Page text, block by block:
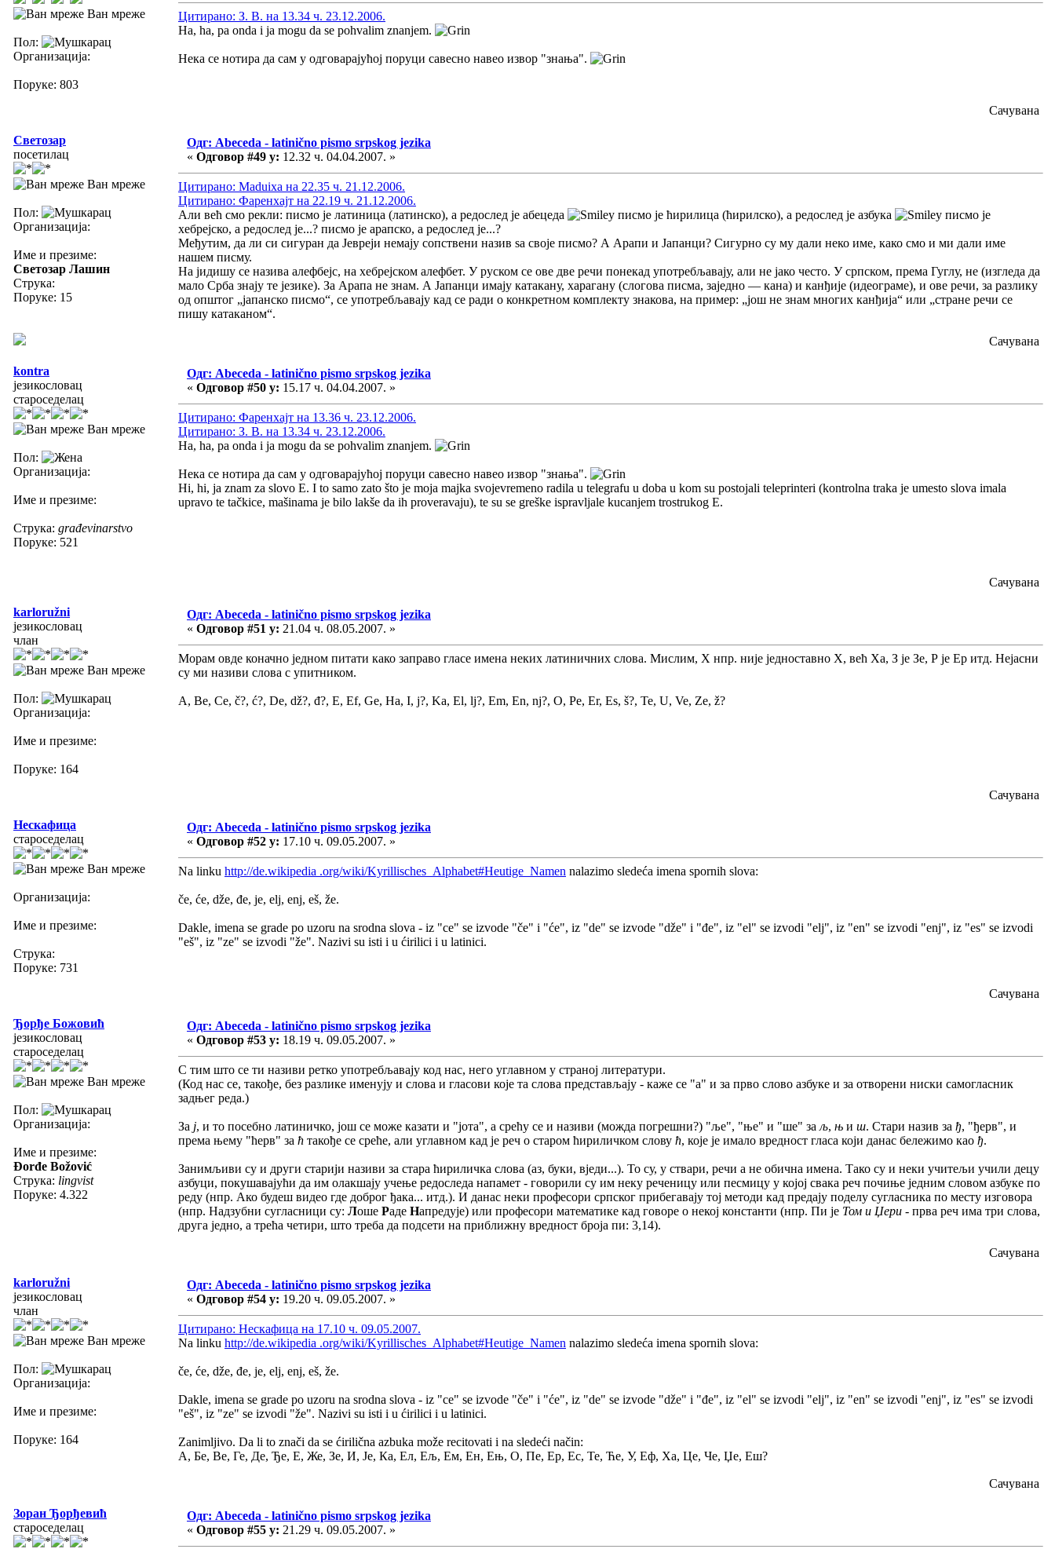
Ван мреже
Пол:
Организација:
Поруке: 803
Цитирано: З. В. на 13.34 ч. 23.12.2006.
Ha, ha, pa onda i ja mogu da se pohvalim znanjem.
Нека се нотира да сам у одговарајућој поруци савесно навео извор "знања".
Сачувана
Светозар
посетилац
Ван мреже
Пол:
Организација:
Име и презиме:
Светозар Лашин
Струка:
Поруке: 15
Одг: Abeceda - latinično pismo srpskog jezika
« Одговор #49 у: 12.32 ч. 04.04.2007. »
Цитирано: Maduixa на 22.35 ч. 21.12.2006.
Цитирано: Фаренхајт на 22.19 ч. 21.12.2006.
Али већ смо рекли: писмо је латиница (латинско), а редослед је абецеда
писмо је ћирилица (ћирилско), а редослед је азбука
писмо је
хебрејско, а редослед је...? писмо је арапско, а редослед је...?
Међутим, да ли си сигуран да Јевреји немају сопствени назив ѕа своје писмо? А Арапи и Јапанци? Сигурно су му дали неко име, како смо и ми дали име
нашем писму.
На јидишу се назива алефбејс, на хебрејском алефбет. У руском се ове две речи понекад употребљавају, али не јако често. У српском, према Гуглу, не (изгледа да
мало Срба знају те језике). За Арапа не знам. А Јапанци имају катакану, харагану (слогова писма, заједно — кана) и канђије (идеограме), и ове речи, за разлику
од општог „јапанско писмо“, се употребљавају кад се ради о конкретном комплекту знакова, на пример: „још не знам многих канђија“ или „стране речи се
пишу катаканом“.
Сачувана
kontra
језикословац
староседелац
Ван мреже
Пол:
Организација:
Име и презиме:
Струка: građevinarstvo
Поруке: 521
Одг: Abeceda - latinično pismo srpskog jezika
« Одговор #50 у: 15.17 ч. 04.04.2007. »
Цитирано: Фаренхајт на 13.36 ч. 23.12.2006.
Цитирано: З. В. на 13.34 ч. 23.12.2006.
Ha, ha, pa onda i ja mogu da se pohvalim znanjem.
Нека се нотира да сам у одговарајућој поруци савесно навео извор "знања".
Hi, hi, ja znam za slovo E. I to samo zato što je moja majka svojevremeno radila u telegrafu u doba u kom su postojali teleprinteri (kontrolna traka je umesto slova imala
upravo te tačkice, mašinama je bilo lakše da ih proveravaju), te su se greške ispravljale kucanjem trostrukog E.
Сачувана
karloružni
језикословац
члан
Ван мреже
Пол:
Организација:
Име и презиме:
Поруке: 164
Одг: Abeceda - latinično pismo srpskog jezika
« Одговор #51 у: 21.04 ч. 08.05.2007. »
Морам овде коначно једном питати како заправо гласе имена неких латиничних слова. Мислим, Х нпр. није једноставно Х, већ Ха, З је Зе, Р је Ер итд. Нејасни
су ми називи слова с упитником.
A, Be, Ce, č?, ć?, De, dž?, đ?, E, Ef, Ge, Ha, I, j?, Ka, El, lj?, Em, En, nj?, O, Pe, Er, Es, š?, Te, U, Ve, Ze, ž?
Сачувана
Нескафица
староседелац
Ван мреже
Организација:
Име и презиме:
Струка:
Поруке: 731
Одг: Abeceda - latinično pismo srpskog jezika
« Одговор #52 у: 17.10 ч. 09.05.2007. »
Na linku http://de.wikipedia .org/wiki/Kyrillisches_Alphabet#Heutige_Namen nalazimo sledeća imena spornih slova:
če, će, dže, đe, je, elj, enj, eš, že.
Dakle, imena se grade po uzoru na srodna slova - iz "ce" se izvode "če" i "će", iz "de" se izvode "dže" i "đe", iz "el" se izvodi "elj", iz "en" se izvodi "enj", iz "es" se izvodi
"eš", iz "ze" se izvodi "že". Nazivi su isti i u ćirilici i u latinici.
Сачувана
Ђорђе Божовић
језикословац
староседелац
Ван мреже
Пол:
Организација:
Име и презиме:
Đorđe Božović
Струка: lingvist
Поруке: 4.322
Одг: Abeceda - latinično pismo srpskog jezika
« Одговор #53 у: 18.19 ч. 09.05.2007. »
С тим што се ти називи ретко употребљавају код нас, него углавном у страној литератури.
(Код нас се, такође, без разлике именују и слова и гласови које та слова представљају - каже се "а" и за прво слово азбуке и за отворени ниски самогласник
задњег реда.)
За ј, и то посебно латиничко, још се може казати и "јота", а срећу се и називи (можда погрешни?) "ље", "ње" и "ше" за љ, њ и ш. Стари назив за ђ, "ђерв", и
према њему "ћерв" за ћ такође се среће, али углавном кад је реч о старом ћириличком слову ћ, које је имало вредност гласа који данас бележимо као ђ.
Занимљиви су и други старији називи за стара ћириличка слова (аз, буки, вједи...). То су, у ствари, речи а не обична имена. Тако су и неки учитељи учили децу
азбуци, покушавајући да им олакшају учење редоследа напамет - говорили су им неку реченицу или песмицу у којој свака реч почиње једним словом азбуке по
реду (нпр. Ако будеш видео где доброг ђака... итд.). И данас неки професори српског прибегавају тој методи кад предају поделу сугласника по месту изговора
(нпр. Надзубни сугласници су: Лоше Раде Напредује) или професори математике кад говоре о некој константи (нпр. Пи је Том и Џери - прва реч има три слова,
друга једно, а трећа четири, што треба да подсети на приближну вредност броја пи: 3,14).
Сачувана
karloružni
језикословац
члан
Ван мреже
Пол:
Организација:
Име и презиме:
Поруке: 164
Одг: Abeceda - latinično pismo srpskog jezika
« Одговор #54 у: 19.20 ч. 09.05.2007. »
Цитирано: Нескафица на 17.10 ч. 09.05.2007.
Na linku http://de.wikipedia .org/wiki/Kyrillisches_Alphabet#Heutige_Namen nalazimo sledeća imena spornih slova:
če, će, dže, đe, je, elj, enj, eš, že.
Dakle, imena se grade po uzoru na srodna slova - iz "ce" se izvode "če" i "će", iz "de" se izvode "dže" i "đe", iz "el" se izvodi "elj", iz "en" se izvodi "enj", iz "es" se izvodi
"eš", iz "ze" se izvodi "že". Nazivi su isti i u ćirilici i u latinici.
Zanimljivo. Da li to znači da se ćirilična azbuka može recitovati i na sledeći način:
А, Бе, Ве, Ге, Де, Ђе, Е, Же, Зе, И, Је, Ка, Ел, Ељ, Ем, Ен, Ењ, О, Пе, Ер, Ес, Те, Ће, У, Еф, Ха, Це, Че, Џе, Еш?
Сачувана
Зоран Ђорђевић
староседелац
Одг: Abeceda - latinično pismo srpskog jezika
« Одговор #55 у: 21.29 ч. 09.05.2007. »